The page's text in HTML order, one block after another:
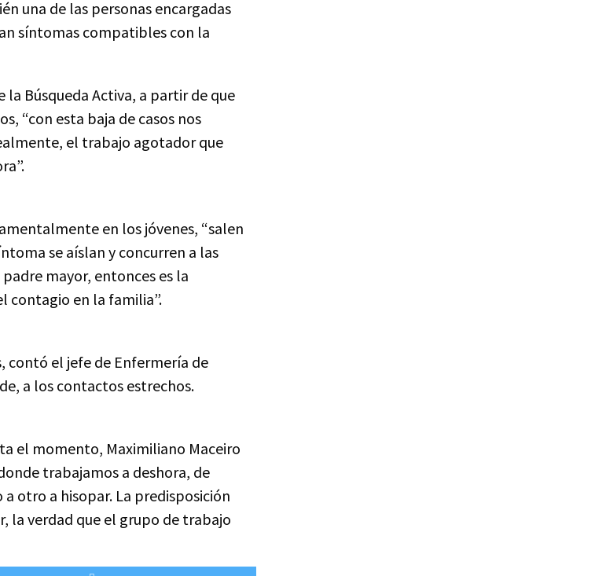
una de las personas encargadas
síntomas compatibles con la
Búsqueda Activa, a partir de que
“con esta baja de casos nos
el trabajo agotador que
en los jóvenes, “salen
se aíslan y concurren a las
mayor, entonces es la
contagio en la familia”.
contó el jefe de Enfermería de
a los contactos estrechos.
el momento, Maximiliano Maceiro
trabajamos a deshora, de
a otro a hisopar. La predisposición
la verdad que el grupo de trabajo